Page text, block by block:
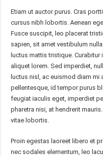
Etiam ut auctor purus. Cras
cursus nibh lobortis. Aenean
Fusce suscipit, leo placerat
sapien, sit amet vestibulum
luctus mattis tristique.
aliquet lorem. Sed imperdiet,
luctus nisl, ac euismod diam
pellentesque, id tempor purus
feugiat iaculis eget, imperdiet
pharetra nisi, at hendrerit
vitae lobortis.
Proin egestas laoreet libero et
nec sodales elementum, leo